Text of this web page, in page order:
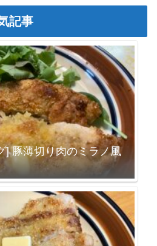
記事
] 豚薄切り肉のミラノ風